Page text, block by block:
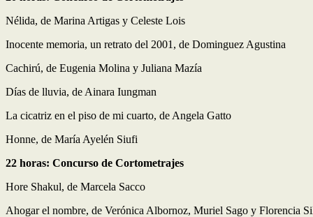
Nélida, de Marina Artigas y Celeste Lois
Inocente memoria, un retrato del 2001, de Dominguez Agustina
Cachirú, de Eugenia Molina y Juliana Mazía
Días de lluvia, de Ainara Iungman
La cicatriz en el piso de mi cuarto, de Angela Gatto
Honne, de María Ayelén Siufi
22 horas: Concurso de Cortometrajes
Hore Shakul, de Marcela Sacco
Ahogar el nombre, de Verónica Albornoz, Muriel Sago y Florencia